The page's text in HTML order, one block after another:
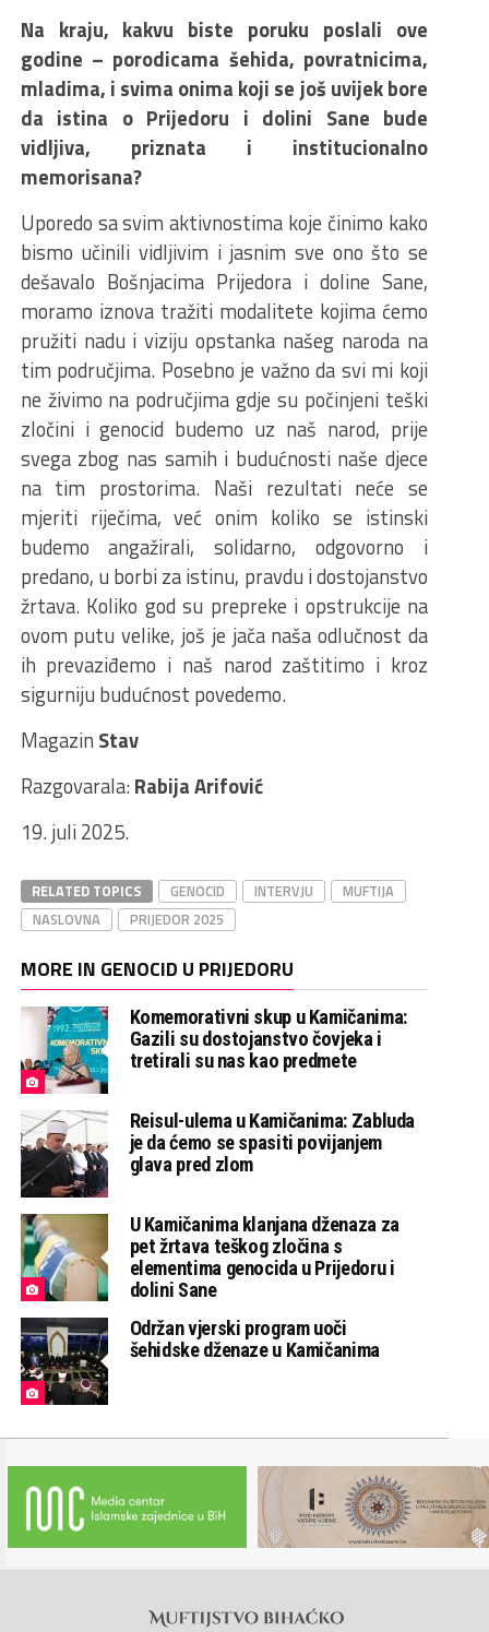
Na kraju, kakvu biste poruku poslali ove
godine – porodicama šehida, povratnicima,
mladima, i svima onima koji se još uvijek bore
da istina o Prijedoru i dolini Sane bude
vidljiva, priznata i institucionalno
memorisana?
Uporedo sa svim aktivnostima koje činimo kako
bismo učinili vidljivim i jasnim sve ono što se
dešavalo Bošnjacima Prijedora i doline Sane,
moramo iznova tražiti modalitete kojima ćemo
pružiti nadu i viziju opstanka našeg naroda na
tim područjima. Posebno je važno da svi mi koji
ne živimo na područjima gdje su počinjeni teški
zločini i genocid budemo uz naš narod, prije
svega zbog nas samih i budućnosti naše djece
na tim prostorima. Naši rezultati neće se
mjeriti riječima, već onim koliko se istinski
budemo angažirali, solidarno, odgovorno i
predano, u borbi za istinu, pravdu i dostojanstvo
žrtava. Koliko god su prepreke i opstrukcije na
ovom putu velike, još je jača naša odlučnost da
ih prevaziđemo i naš narod zaštitimo i kroz
sigurniju budućnost povedemo.
Magazin Stav
Razgovarala:Rabija Arifović
19. juli 2025.
RELATED TOPICS GENOCID INTERVJU
MUFTIJA
NASLOVNA
PRIJEDOR 2025
MORE IN GENOCID U PRIJEDORU
Komemorativni skup u Kamičanima:
Gazili su dostojanstvo čovjeka i
tretirali su nas kao predmete
Reisul-ulema u Kamičanima: Zabluda
je da ćemo se spasiti povijanjem
glava pred zlom
U Kamičanima klanjana dženaza za
pet žrtava teškog zločina s
elementima genocida u Prijedoru i
dolini Sane
Održan vjerski program uoči
šehidske dženaze u Kamičanima